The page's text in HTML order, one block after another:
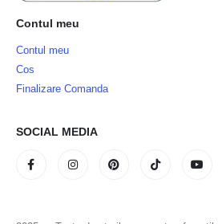
Contul meu
Contul meu
Cos
Finalizare Comanda
SOCIAL MEDIA